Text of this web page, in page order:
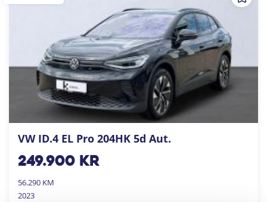
VW ID.4 EL Pro 204HK 5d Aut.
249.900kr
56.290 KM
2023